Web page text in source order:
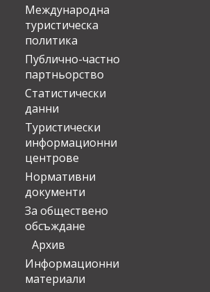
Международна
туристическа
политика
Публично-частно
партньорство
Статистически
данни
Туристически
информационни
центрове
Нормативни
документи
За обществено
обсъждане
Архив
Информационни
материали